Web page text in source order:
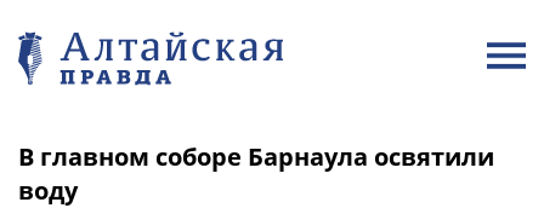
В главном соборе Барнаула освятили
воду